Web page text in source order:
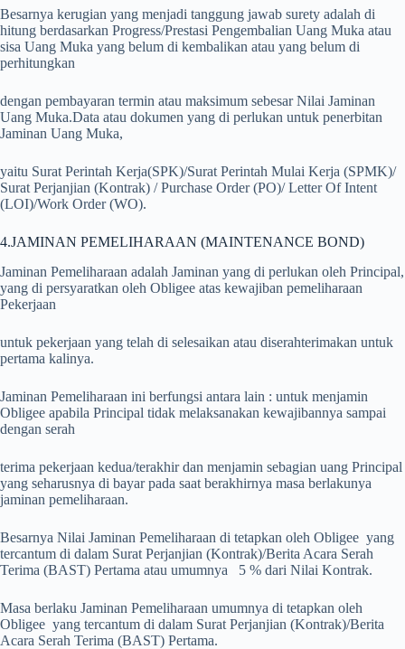
Besarnya kerugian yang menjadi tanggung jawab surety adalah di
hitung berdasarkan Progress/Prestasi Pengembalian Uang Muka atau
sisa Uang Muka yang belum di kembalikan atau yang belum di
perhitungkan
dengan pembayaran termin atau maksimum sebesar Nilai Jaminan
Uang Muka.Data atau dokumen yang di perlukan untuk penerbitan
Jaminan Uang Muka,
yaitu Surat Perintah Kerja(SPK)/Surat Perintah Mulai Kerja (SPMK)/
Surat Perjanjian (Kontrak) / Purchase Order (PO)/ Letter Of Intent
(LOI)/Work Order (WO).
4.JAMINAN PEMELIHARAAN (MAINTENANCE BOND)
Jaminan Pemeliharaan adalah Jaminan yang di perlukan oleh Principal,
yang di persyaratkan oleh Obligee atas kewajiban pemeliharaan
Pekerjaan
untuk pekerjaan yang telah di selesaikan atau diserahterimakan untuk
pertama kalinya.
Jaminan Pemeliharaan ini berfungsi antara lain : untuk menjamin
Obligee apabila Principal tidak melaksanakan kewajibannya sampai
dengan serah
terima pekerjaan kedua/terakhir dan menjamin sebagian uang Principal
yang seharusnya di bayar pada saat berakhirnya masa berlakunya
jaminan pemeliharaan.
Besarnya Nilai Jaminan Pemeliharaan di tetapkan oleh Obligee yang
tercantum di dalam Surat Perjanjian (Kontrak)/Berita Acara Serah
Terima (BAST) Pertama atau umumnya 5 % dari Nilai Kontrak.
Masa berlaku Jaminan Pemeliharaan umumnya di tetapkan oleh
Obligee yang tercantum di dalam Surat Perjanjian (Kontrak)/Berita
Acara Serah Terima (BAST) Pertama.